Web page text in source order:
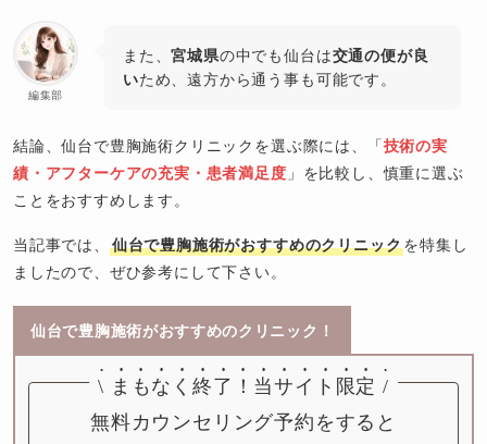
編集部
また、宮城県の中でも仙台は交通の便が良
いため、遠方から通う事も可能です。
結論、仙台で豊胸施術クリニックを選ぶ際には、「技術の実
績・アフターケアの充実・患者満足度 」を比較し、慎重に選ぶ
ことをおすすめします。
当記事では、 仙台で豊胸施術がおすすめのクリニックを特集し
ましたので、ぜひ参考にして下さい。
仙台で豊胸施術がおすすめのクリニック！
\ まもなく終了！ 当サイト限定 /
無料カウンセリング予約をすると